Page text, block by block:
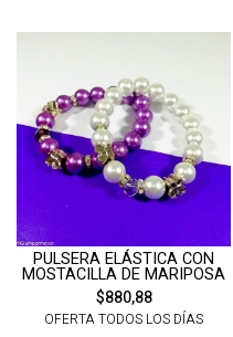
PULSERA ELÁSTICA CON
MOSTACILLA DE MARIPOSA
$880,88
OFERTA TODOS LOS DÍAS